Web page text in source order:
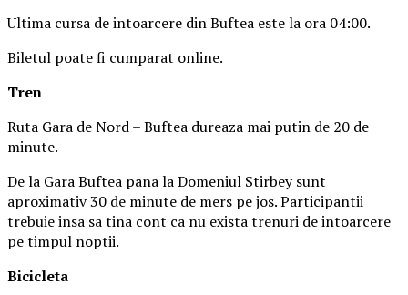
Ultima cursa de intoarcere din Buftea este la ora 04:00.
Biletul poate fi cumparat online.
Tren
Ruta Gara de Nord – Buftea dureaza mai putin de 20 de
minute.
De la Gara Buftea pana la Domeniul Stirbey sunt
aproximativ 30 de minute de mers pe jos. Participantii
trebuie insa sa tina cont ca nu exista trenuri de intoarcere
pe timpul noptii.
Bicicleta